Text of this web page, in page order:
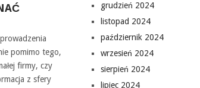
pomimo tego,
firmy, czy
z sfery
grudzień 2024
listopad 2024
październik 2024
wrzesień 2024
sierpień 2024
lipiec 2024